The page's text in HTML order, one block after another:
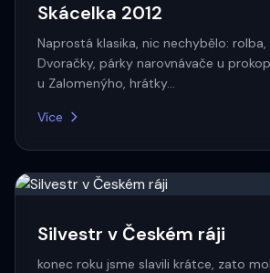
Skácelka 2012
Naprostá klasika, nic nechybělo:
Dvoračky, párky narovnávače u
u Zalomenýho, hrátky…
Více
Silvestr v Českém ráji
konec roku jsme slavili krátce, zato